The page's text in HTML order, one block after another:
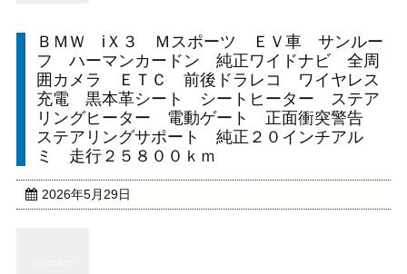
ＢＭＷ iＸ３ Ｍスポーツ ＥＶ車 サンルー
フ ハーマンカードン 純正ワイドナビ 全周
囲カメラ ＥＴＣ 前後ドラレコ ワイヤレス
充電 黒本革シート シートヒーター ステア
リングヒーター 電動ゲート 正面衝突警告
ステアリングサポート 純正２０インチアル
ミ 走行２５８００ｋｍ
2026年5月29日